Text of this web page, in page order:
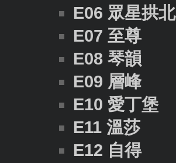
E06 眾星拱北
E07 至尊
E08 琴韻
E09 層峰
E10 愛丁堡
E11 溫莎
E12 自得